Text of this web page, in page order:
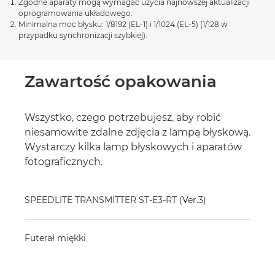
Zgodne aparaty mogą wymagać użycia najnowszej aktualizacji
oprogramowania układowego.
Minimalna moc błysku: 1/8192 (EL-1) i 1/1024 (EL-5) (1/128 w
przypadku synchronizacji szybkiej).
Zawartość opakowania
Wszystko, czego potrzebujesz, aby robić
niesamowite zdalne zdjęcia z lampą błyskową.
Wystarczy kilka lamp błyskowych i aparatów
fotograficznych.
SPEEDLITE TRANSMITTER ST-E3-RT (Ver.3)
Futerał miękki